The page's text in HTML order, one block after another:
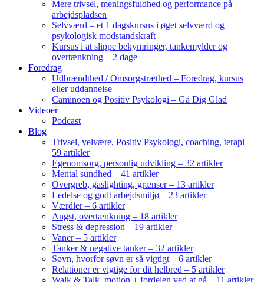
Mere trivsel, meningsfuldhed og performance på
arbejdspladsen
Selvværd – et 1 dagskursus i øget selvværd og
psykologisk modstandskraft
Kursus i at slippe bekymringer, tankemylder og
overtænkning – 2 dage
Foredrag
Udbrændthed / Omsorgstræthed – Foredrag, kursus
eller uddannelse
Caminoen og Positiv Psykologi – Gå Dig Glad
Videoer
Podcast
Blog
Trivsel, velvære, Positiv Psykologi, coaching, terapi –
59 artikler
Egenomsorg, personlig udvikling – 32 artikler
Mental sundhed – 41 artikler
Overgreb, gaslighting, grænser – 13 artikler
Ledelse og godt arbejdsmiljø – 23 artikler
Værdier – 6 artikler
Angst, overtænkning – 18 artikler
Stress & depression – 19 artikler
Vaner – 5 artikler
Tanker & negative tanker – 32 artikler
Søvn, hvorfor søvn er så vigtigt – 6 artikler
Relationer er vigtige for dit helbred – 5 artikler
Walk & Talk, motion + fordelen ved at gå – 11 artikler